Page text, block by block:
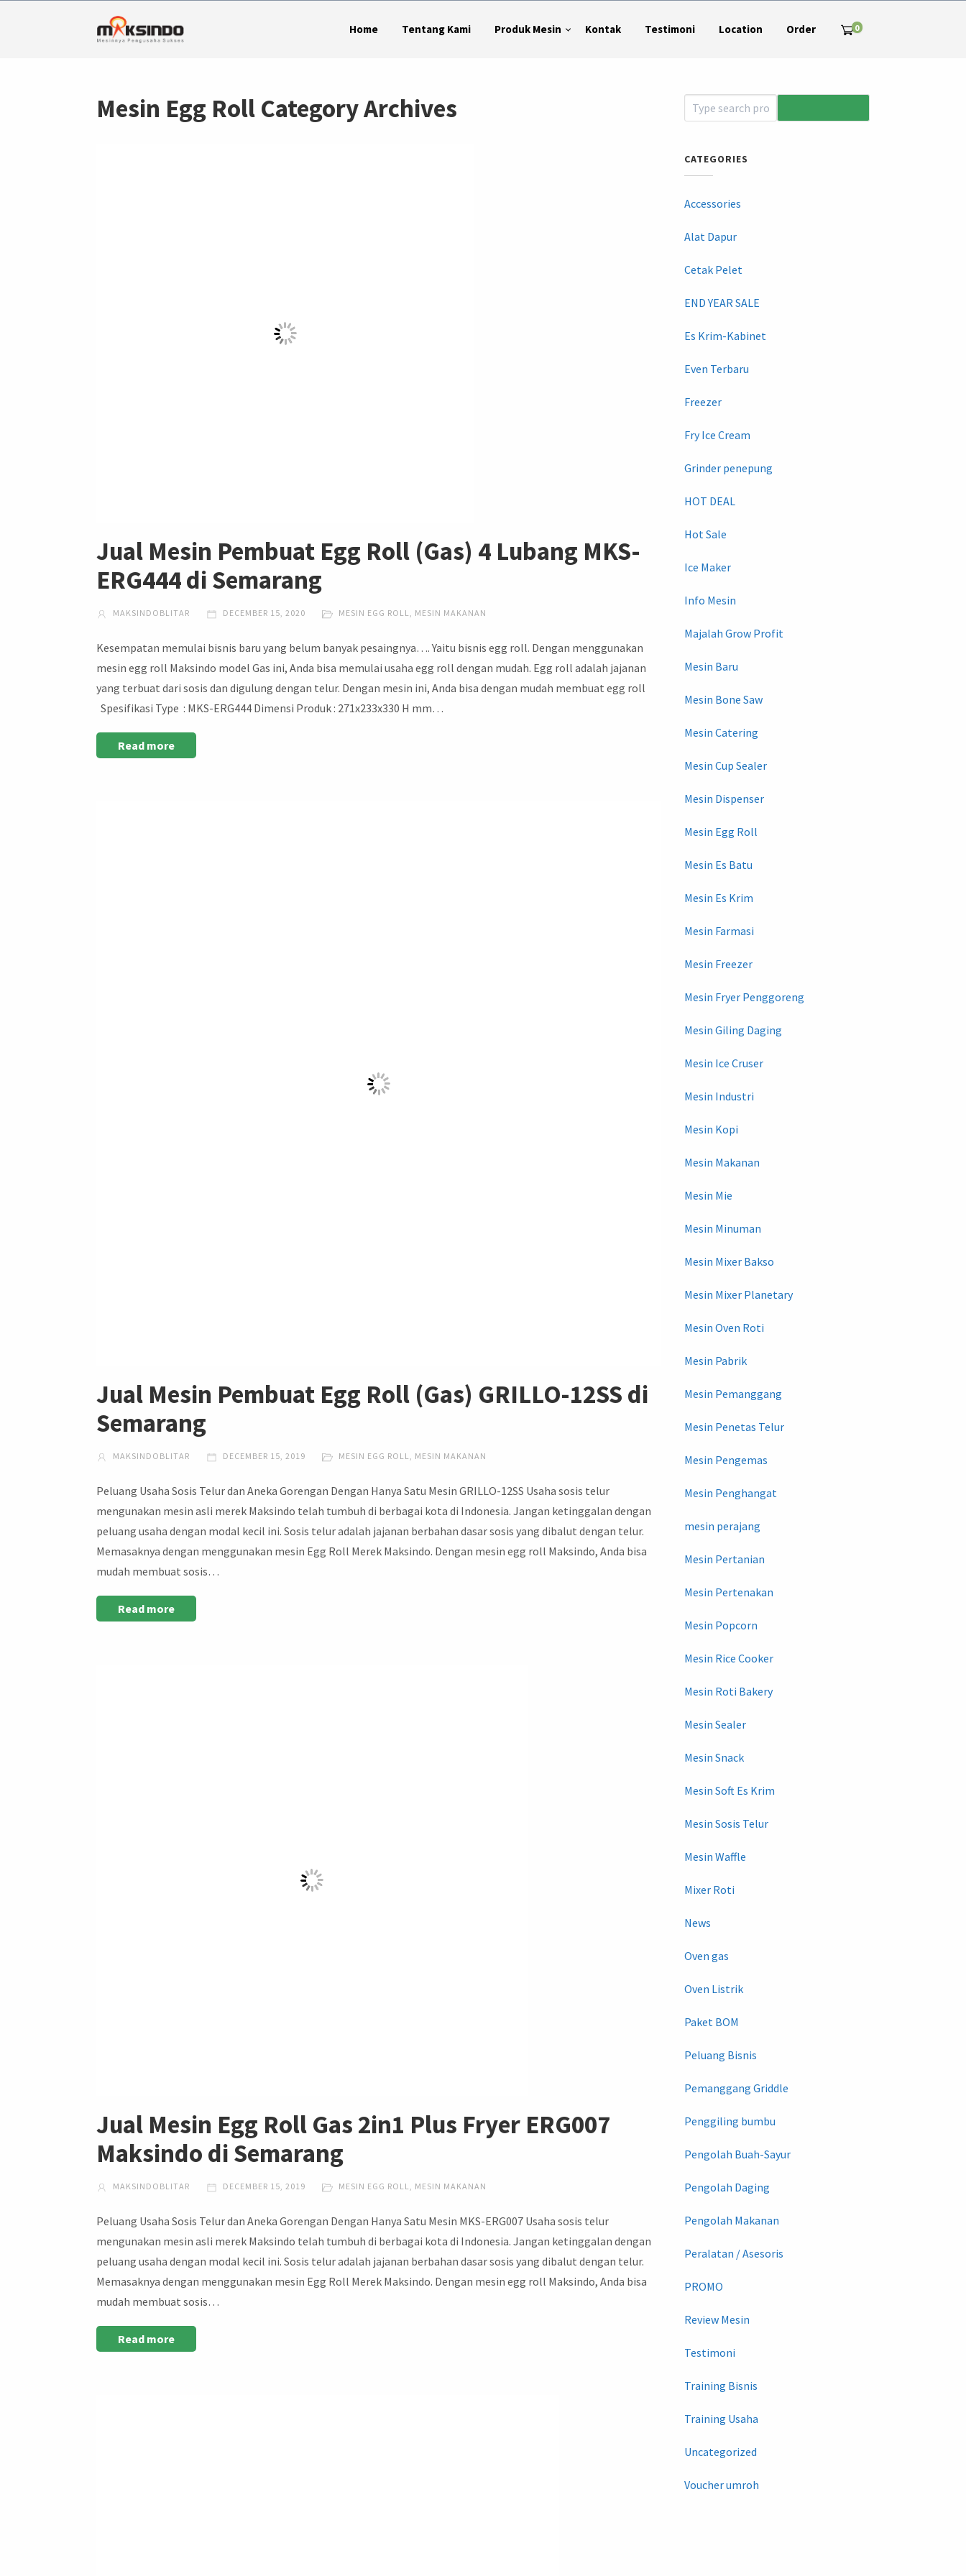
Home Tentang Kami Produk Mesin Kontak Testimoni Location Order 0
Mesin Egg Roll Category Archives
Jual Mesin Pembuat Egg Roll (Gas) 4 Lubang MKS-
ERG444 di Semarang
MAKSINDOBLITAR DECEMBER 15, 2020 MESIN EGG ROLL, MESIN MAKANAN
Kesempatan memulai bisnis baru yang belum banyak pesaingnya…. Yaitu bisnis egg roll. Dengan menggunakan
mesin egg roll Maksindo model Gas ini, Anda bisa memulai usaha egg roll dengan mudah. Egg roll adalah jajanan
yang terbuat dari sosis dan digulung dengan telur. Dengan mesin ini, Anda bisa dengan mudah membuat egg roll
Spesifikasi Type : MKS-ERG444 Dimensi Produk : 271x233x330 H mm…
Read more
Jual Mesin Pembuat Egg Roll (Gas) GRILLO-12SS di
Semarang
MAKSINDOBLITAR DECEMBER 15, 2019 MESIN EGG ROLL, MESIN MAKANAN
Peluang Usaha Sosis Telur dan Aneka Gorengan Dengan Hanya Satu Mesin GRILLO-12SS Usaha sosis telur
mengunakan mesin asli merek Maksindo telah tumbuh di berbagai kota di Indonesia. Jangan ketinggalan dengan
peluang usaha dengan modal kecil ini. Sosis telur adalah jajanan berbahan dasar sosis yang dibalut dengan telur.
Memasaknya dengan menggunakan mesin Egg Roll Merek Maksindo. Dengan mesin egg roll Maksindo, Anda bisa
mudah membuat sosis…
Read more
Jual Mesin Egg Roll Gas 2in1 Plus Fryer ERG007
Maksindo di Semarang
MAKSINDOBLITAR DECEMBER 15, 2019 MESIN EGG ROLL, MESIN MAKANAN
Peluang Usaha Sosis Telur dan Aneka Gorengan Dengan Hanya Satu Mesin MKS-ERG007 Usaha sosis telur
mengunakan mesin asli merek Maksindo telah tumbuh di berbagai kota di Indonesia. Jangan ketinggalan dengan
peluang usaha dengan modal kecil ini. Sosis telur adalah jajanan berbahan dasar sosis yang dibalut dengan telur.
Memasaknya dengan menggunakan mesin Egg Roll Merek Maksindo. Dengan mesin egg roll Maksindo, Anda bisa
mudah membuat sosis…
Read more
CATEGORIES
Accessories
Alat Dapur
Cetak Pelet
END YEAR SALE
Es Krim-Kabinet
Even Terbaru
Freezer
Fry Ice Cream
Grinder penepung
HOT DEAL
Hot Sale
Ice Maker
Info Mesin
Majalah Grow Profit
Mesin Baru
Mesin Bone Saw
Mesin Catering
Mesin Cup Sealer
Mesin Dispenser
Mesin Egg Roll
Mesin Es Batu
Mesin Es Krim
Mesin Farmasi
Mesin Freezer
Mesin Fryer Penggoreng
Mesin Giling Daging
Mesin Ice Cruser
Mesin Industri
Mesin Kopi
Mesin Makanan
Mesin Mie
Mesin Minuman
Mesin Mixer Bakso
Mesin Mixer Planetary
Mesin Oven Roti
Mesin Pabrik
Mesin Pemanggang
Mesin Penetas Telur
Mesin Pengemas
Mesin Penghangat
mesin perajang
Mesin Pertanian
Mesin Pertenakan
Mesin Popcorn
Mesin Rice Cooker
Mesin Roti Bakery
Mesin Sealer
Mesin Snack
Mesin Soft Es Krim
Mesin Sosis Telur
Mesin Waffle
Mixer Roti
News
Oven gas
Oven Listrik
Paket BOM
Peluang Bisnis
Pemanggang Griddle
Penggiling bumbu
Pengolah Buah-Sayur
Pengolah Daging
Pengolah Makanan
Peralatan / Asesoris
PROMO
Review Mesin
Testimoni
Training Bisnis
Training Usaha
Uncategorized
Voucher umroh